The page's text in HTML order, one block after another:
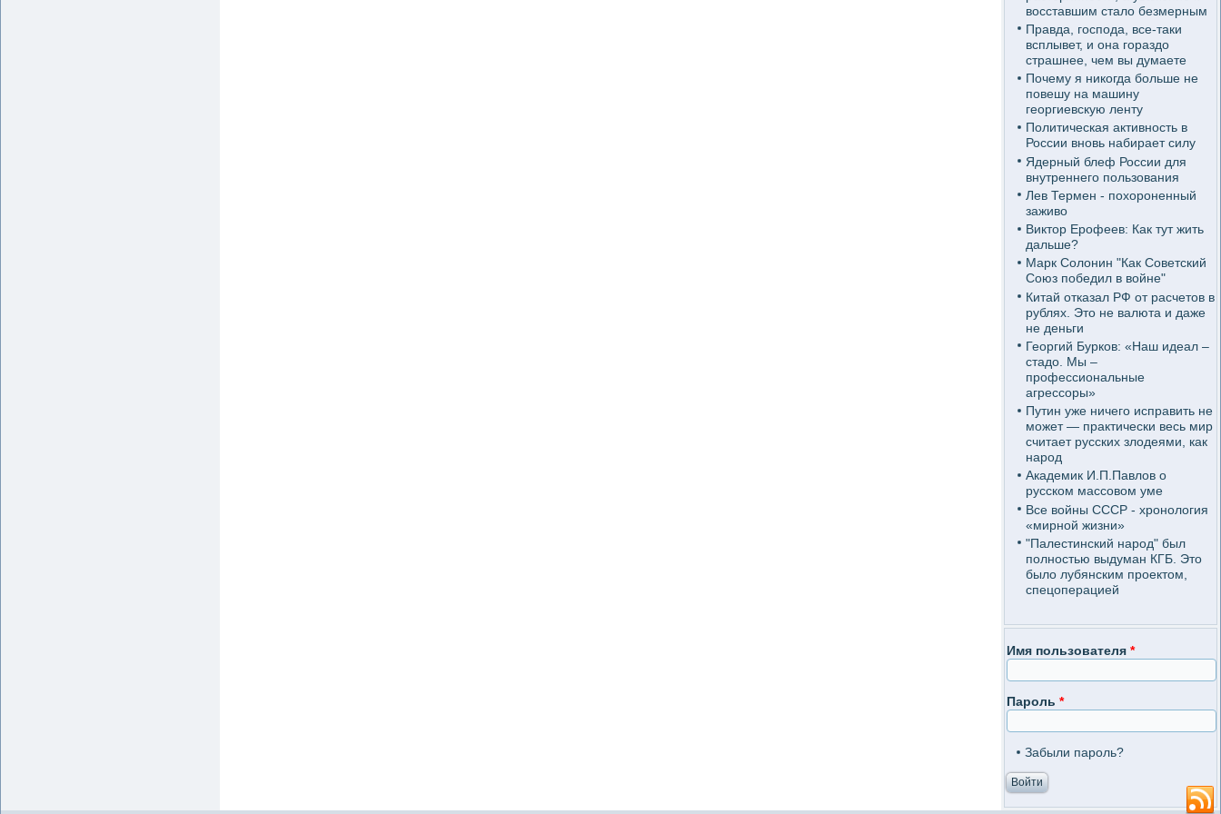
восставшим стало безмерным
Правда, господа, все-таки
всплывет, и она гораздо
страшнее, чем вы думаете
Почему я никогда больше не
повешу на машину
георгиевскую ленту
Политическая активность в
России вновь набирает силу
Ядерный блеф России для
внутреннего пользования
Лев Термен - похороненный
заживо
Виктор Ерофеев: Как тут жить
дальше?
Марк Солонин "Как Советский
Союз победил в войне"
Китай отказал РФ от расчетов в
рублях. Это не валюта и даже
не деньги
Георгий Бурков: «Наш идеал –
стадо. Мы –
профессиональные
агрессоры»
Путин уже ничего исправить не
может — практически весь мир
считает русских злодеями, как
народ
Академик И.П.Павлов о
русском массовом уме
Все войны СССР - хронология
«мирной жизни»
"Палестинский народ" был
полностью выдуман КГБ. Это
было лубянским проектом,
спецоперацией
Имя пользователя *
Пароль *
Забыли пароль?